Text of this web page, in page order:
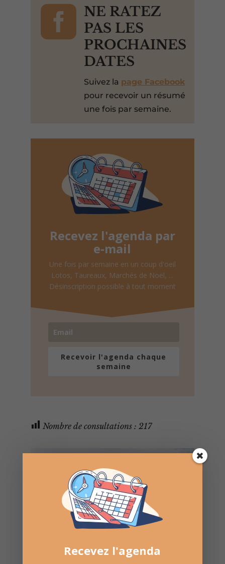

NE RATEZ
PAS LES
PROCHAINES
DATES
Suivez la page Facebook
pour recevoir un résumé
une fois par semaine.
Recevez l'agenda par
e-mail
Une fois par semaine en un coup d'oeil
Lotos, Taureaux, Marchés de Noël, ...
Désinscription possible à tout moment
Recevoir l'agenda chaque
semaine
Nombre de consultations : 217
Recevez l'agenda